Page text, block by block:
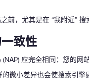
前，尤其是在 “我附近” 搜
致性
应完全相同：您的网
的微小差异也会使搜索引